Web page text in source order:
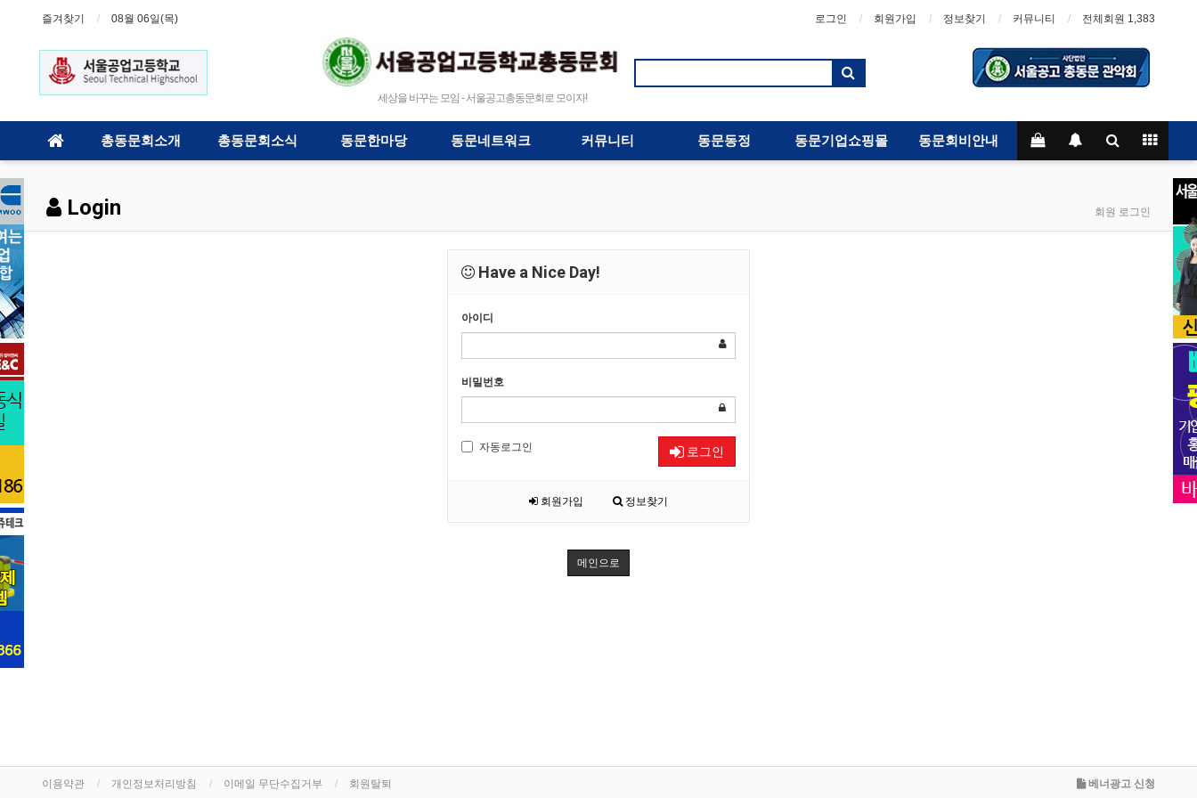
즐겨찾기 08월 06일(목) 로그인 회원가입 정보찾기 커뮤니티 전체회원 1,383
세상을 바꾸는 모임 - 서울공고총동문회로 모이자!
총동문회소개 총동문회소식 동문한마당 동문네트워크 커뮤니티 동문동정 동문기업쇼핑몰 동문회비안내
Login 회원 로그인
Have a Nice Day!
아이디
비밀번호
자동로그인 로그인
회원가입 정보찾기
메인으로
이용약관 개인정보처리방침 이메일 무단수집거부 회원탈퇴 베너광고 신청